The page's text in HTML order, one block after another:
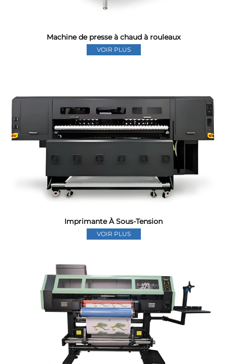
Machine de presse à chaud à rouleaux
VOIR PLUS
Imprimante À Sous-Tension
VOIR PLUS